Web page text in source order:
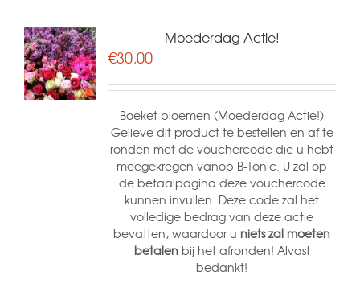
Moederdag Actie!
€30,00
Boeket bloemen (Moederdag Actie!)
Gelieve dit product te bestellen en af te
ronden met de vouchercode die u hebt
meegekregen vanop B-Tonic. U zal op
de betaalpagina deze vouchercode
kunnen invullen. Deze code zal het
volledige bedrag van deze actie
bevatten, waardoor u niets zal moeten
betalenbij het afronden! Alvast
bedankt!